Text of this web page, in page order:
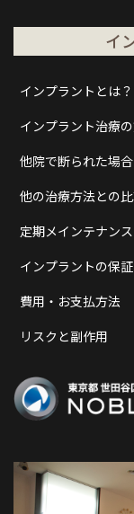
イ
インプラントとは？
インプラント治療
他院で断られた場合
他の治療方法との
定期メインテナンス
インプラントの保証
費用・お支払方法
リスクと副作用